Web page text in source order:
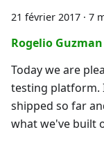
21 février 2017 · 7
Rogelio Guzman
Today we are
testing platform.
shipped so far
what we've built